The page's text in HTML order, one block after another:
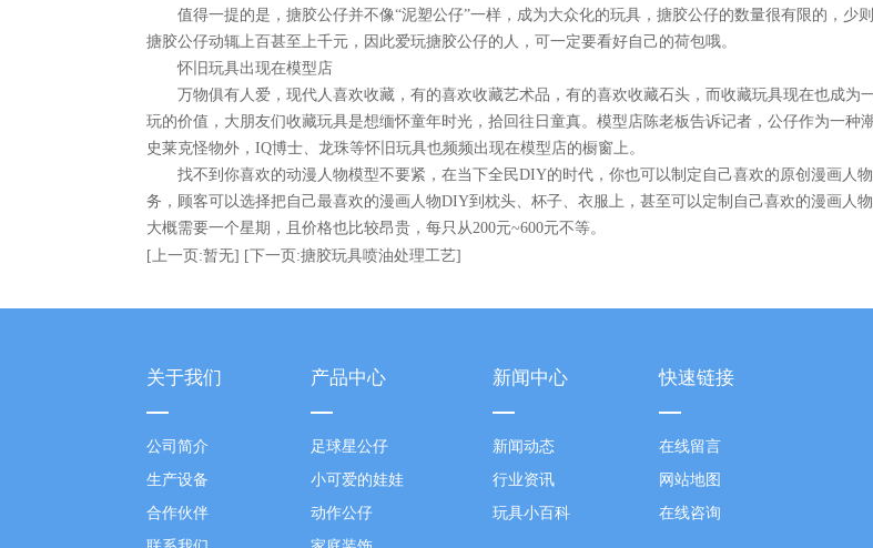
值得一提的是，搪胶公仔并不像“泥塑公仔”一样，成为大众化的玩具，搪胶公仔的数量很有限的，
搪胶公仔动辄上百甚至上千元，因此爱玩搪胶公仔的人，可一定要看好自己的荷包哦。
怀旧玩具出现在模型店
万物俱有人爱，现代人喜欢收藏，有的喜欢收藏艺术品，有的喜欢收藏石头，而收藏玩具现在也成
玩的价值，大朋友们收藏玩具是想缅怀童年时光，拾回往日童真。模型店陈老板告诉记者，公仔作为一种
史莱克怪物外，IQ博士、龙珠等怀旧玩具也频频出现在模型店的橱窗上。
找不到你喜欢的动漫人物模型不要紧，在当下全民DIY的时代，你也可以制定自己喜欢的原创漫画人
务，顾客可以选择把自己最喜欢的漫画人物DIY到枕头、杯子、衣服上，甚至可以定制自己喜欢的漫画人
大概需要一个星期，且价格也比较昂贵，每只从200元~600元不等。
[上一页:暂无] [下一页:搪胶玩具喷油处理工艺]
关于我们
公司简介
生产设备
合作伙伴
产品中心
足球星公仔
小可爱的娃娃
动作公仔
新闻中心
新闻动态
行业资讯
玩具小百科
快速链接
在线留言
网站地图
在线咨询